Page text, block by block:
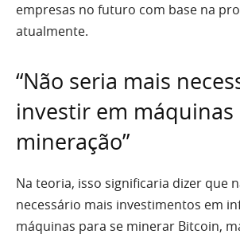
empresas no futuro com base na
atualmente.
“Não seria mais
investir em máquinas
mineração”
Na teoria, isso significaria dizer que
necessário mais investimentos em
máquinas para se minerar Bitcoin,